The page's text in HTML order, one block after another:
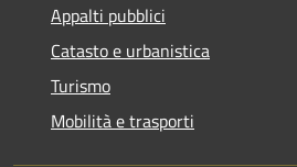
Appalti pubblici
Catasto e urbanistica
Turismo
Mobilità e trasporti